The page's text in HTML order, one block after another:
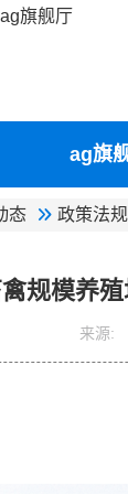
ag旗舰厅
ag旗
态 政策法规
规模养
来源: